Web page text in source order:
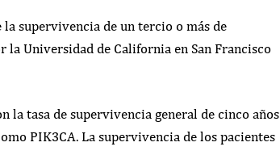
supervivencia de un tercio o más de
Universidad de California en San Francisco
la tasa de supervivencia general de cinco años
PIK3CA. La supervivencia de los pacientes